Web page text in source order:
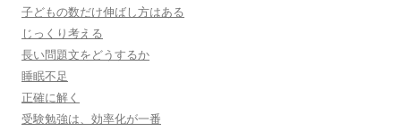
子どもの数だけ伸ばし方はある
じっくり考える
長い問題文をどうするか
睡眠不足
正確に解く
受験勉強は、効率化が一番